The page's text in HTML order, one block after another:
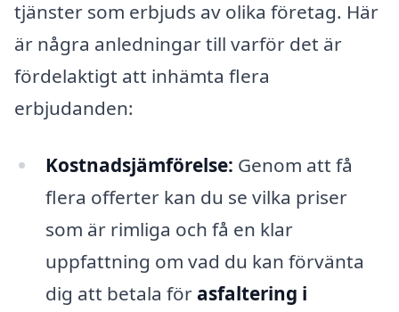
tjänster som erbjuds av olika företag. Här
är några anledningar till varför det är
fördelaktigt att inhämta flera
erbjudanden:
Kostnadsjämförelse: Genom att få
flera offerter kan du se vilka priser
som är rimliga och få en klar
uppfattning om vad du kan förvänta
dig att betala för asfaltering i